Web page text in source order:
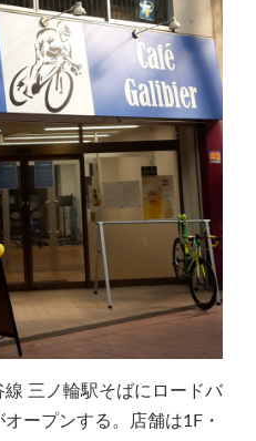
三ノ輪駅そばにロードバ
ープンする。店舗は1F・